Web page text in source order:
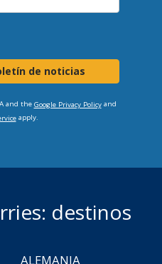
de noticias
and the Google Privacy Policyand
apply.
destinos
ALEMANIA